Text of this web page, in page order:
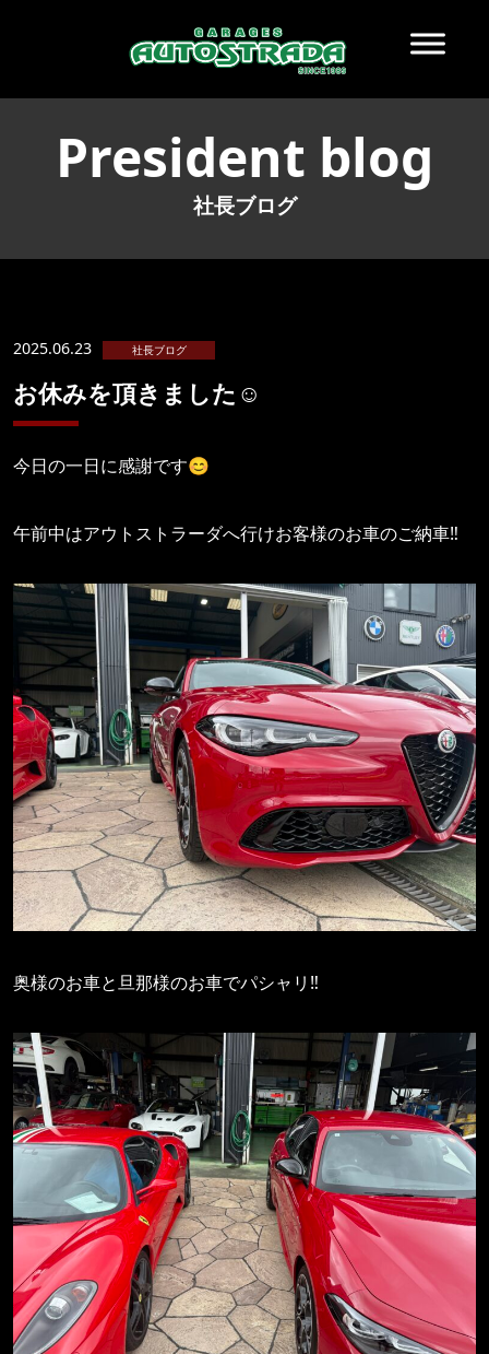
President blog
社長ブログ
2025.06.23 社長ブログ
お休みを頂きました☺️
今日の一日に感謝です😊
午前中はアウトストラーダへ行けお客様のお車のご納車‼️
奥様のお車と旦那様のお車でパシャリ‼️